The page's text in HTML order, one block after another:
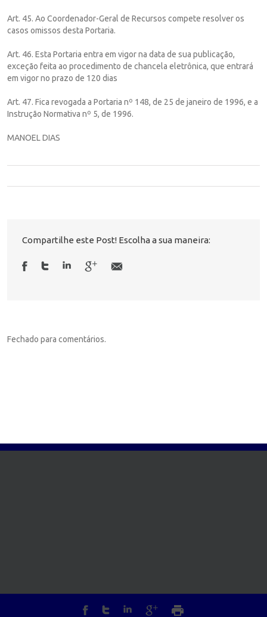
Art. 45. Ao Coordenador-Geral de Recursos compete resolver os
casos omissos desta Portaria.
Art. 46. Esta Portaria entra em vigor na data de sua publicação,
exceção feita ao procedimento de chancela eletrônica, que entrará
em vigor no prazo de 120 dias
Art. 47. Fica revogada a Portaria nº 148, de 25 de janeiro de 1996, e a
Instrução Normativa nº 5, de 1996.
MANOEL DIAS
Compartilhe este Post! Escolha a sua maneira:
Fechado para comentários.